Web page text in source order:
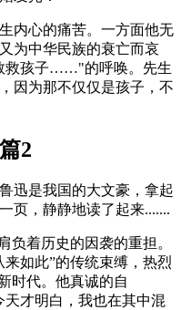
内心的痛苦。一方面他无
为中华民族的衰亡而哀
救孩子……"的呼唤。先生
因为那不仅仅是孩子，不
2
迅是我国的大文豪，拿起
页，静静地读了起来.......
负着历史的因袭的重担。
如此”的传统束缚，热烈
时代。他真诚的自
天才明白，我也在其中混